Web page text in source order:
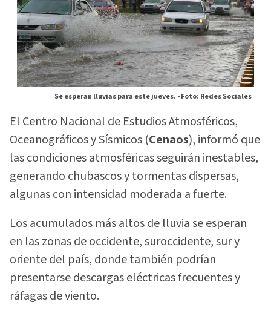
Se esperan lluvias para este jueves. -Foto: Redes Sociales
El Centro Nacional de Estudios Atmosféricos,
Oceanográficos y Sísmicos (Cenaos), informó que
las condiciones atmosféricas seguirán inestables,
generando chubascos y tormentas dispersas,
algunas con intensidad moderada a fuerte.
Los acumulados más altos de lluvia se esperan
en las zonas de occidente, suroccidente, sur y
oriente del país, donde también podrían
presentarse descargas eléctricas frecuentes y
ráfagas de viento.